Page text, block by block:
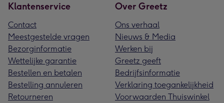
Klantenservice
Contact
Meestgestelde vragen
Bezorginformatie
Wettelijke garantie
Bestellen en betalen
Bestelling annuleren
Retourneren
Over Greetz
Ons verhaal
Nieuws & Media
Werken bij
Greetz geeft
Bedrijfsinformatie
Verklaring toegankelijkheid
Voorwaarden Thuiswinkel